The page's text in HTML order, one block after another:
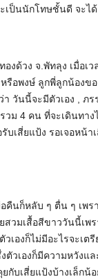
เป็นนักโทษชั้นดี จะไ
งด้วง จ.พัทลุง เมื่อเ
รือพงษ์ ลูกพี่ลูกน้องข
วันนี้จะมีตัวเอง , ภร
ม 4 คน ที่จะเดินทาง
บเสี่ยแป้ง รอเจอหน้า
คืนก็หลับ ๆ ตื่น ๆ เพร
สวมเสื้อสีขาววันนี้เพ
เองก็ไม่มีอะไรจะเต
ตัวเองก็มีความหวังแ
กับเสี่ยแป้งบ้างเล็กน้